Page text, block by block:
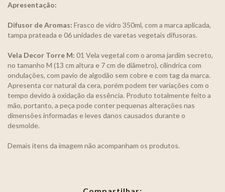
Apresentação:
Difusor de Aromas: Frasco de vidro 350ml, com a marca aplicada,
tampa prateada e 06 unidades de varetas vegetais difusoras.
Vela Decor Torre M: 01 Vela vegetal com o aroma jardim secreto,
no tamanho M (13 cm altura e 7 cm de diâmetro), cilíndrica com
ondulações, com pavio de algodão sem cobre e com tag da marca.
Apresenta cor natural da cera, porém podem ter variações com o
tempo devido à oxidação da essência. Produto totalmente feito a
mão, portanto, a peça pode conter pequenas alterações nas
dimensões informadas e leves danos causados durante o
desmolde.
Demais itens da imagem não acompanham os produtos.